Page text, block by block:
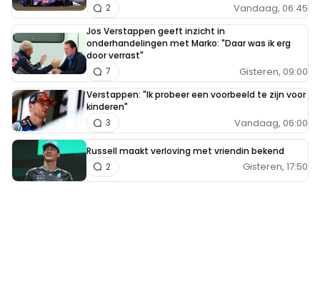
Vandaag, 06:45
2
Jos Verstappen geeft inzicht in
onderhandelingen met Marko: "Daar was ik erg
door verrast"
Gisteren, 09:00
7
Verstappen: "Ik probeer een voorbeeld te zijn voor
kinderen"
Vandaag, 06:00
3
Russell maakt verloving met vriendin bekend
Gisteren, 17:50
2